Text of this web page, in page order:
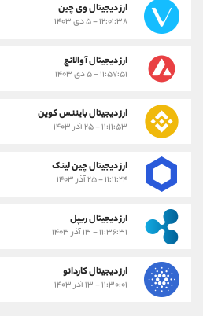
ارز دیجیتال وی چین
۱۲:۰۱:۳۸ - ۵ دی ۱۴۰۳
ارز دیجیتال آوالانچ
۱۱:۵۷:۵۱ - ۵ دی ۱۴۰۳
ارز دیجیتال بایننس کوین
۱۱:۱۱:۵۳ - ۲۵ آذر ۱۴۰۳
ارز دیجیتال چین لینک
۱۱:۱۱:۲۴ - ۲۵ آذر ۱۴۰۳
ارز دیجیتال ریپل
۱۱:۳۶:۳۱ - ۱۳ آذر ۱۴۰۳
ارز دیجیتال کاردانو
۱۱:۳۰:۰۱ - ۱۳ آذر ۱۴۰۳